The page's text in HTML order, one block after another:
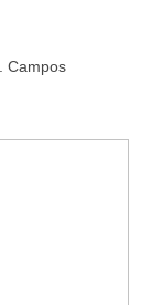
Campos